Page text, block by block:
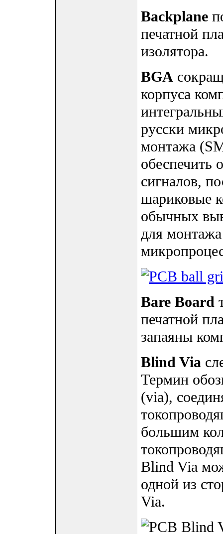
Backplane
печатной
изолятора.
BGA
корпуса
русски
монтажа
обеспечить
сигналов,
шариковые
обычных
для монтажа
Bare Board
печатной
запаяны
Blind Via
Термин
(via),
большим
Blind Via
одной из
Via.